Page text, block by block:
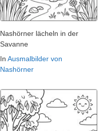
Nashörner lächeln in der
Savanne
In Ausmalbilder von
Nashörner